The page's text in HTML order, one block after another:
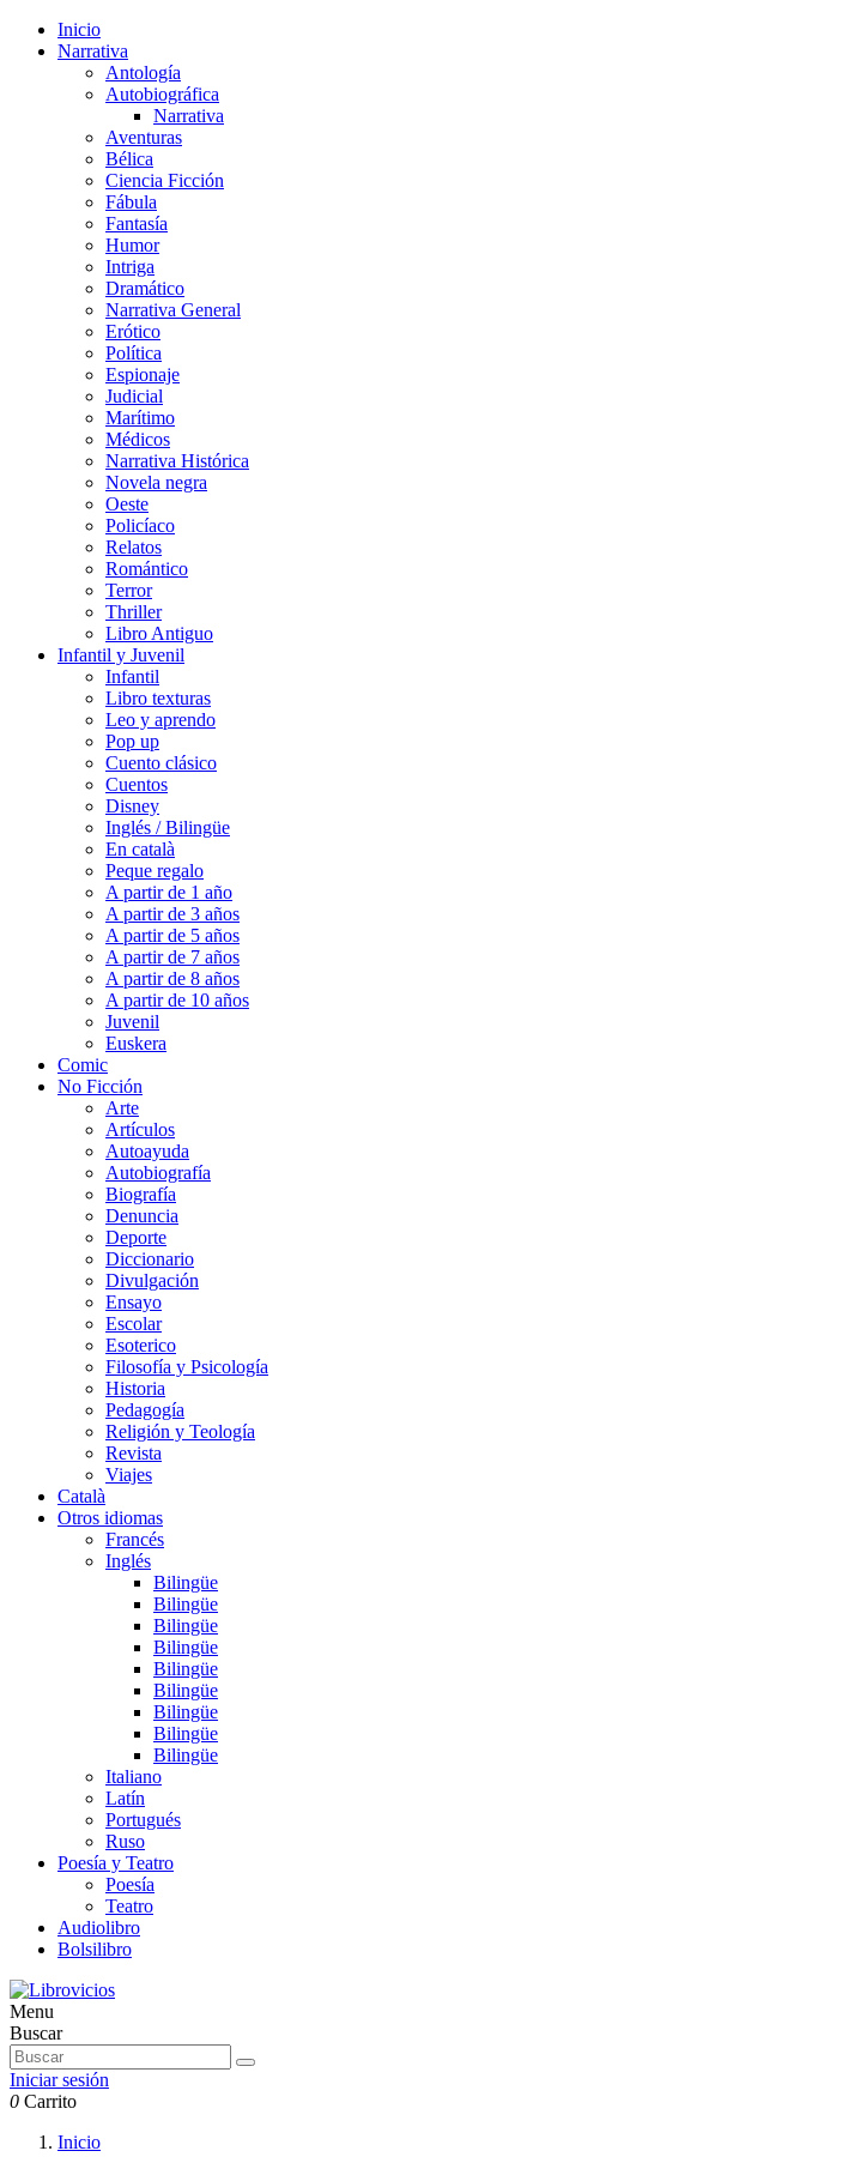
Inicio
Narrativa
Antología
Autobiográfica
Narrativa
Aventuras
Bélica
Ciencia Ficción
Fábula
Fantasía
Humor
Intriga
Dramático
Narrativa General
Erótico
Política
Espionaje
Judicial
Marítimo
Médicos
Narrativa Histórica
Novela negra
Oeste
Policíaco
Relatos
Romántico
Terror
Thriller
Libro Antiguo
Infantil y Juvenil
Infantil
Libro texturas
Leo y aprendo
Pop up
Cuento clásico
Cuentos
Disney
Inglés / Bilingüe
En català
Peque regalo
A partir de 1 año
A partir de 3 años
A partir de 5 años
A partir de 7 años
A partir de 8 años
A partir de 10 años
Juvenil
Euskera
Comic
No Ficción
Arte
Artículos
Autoayuda
Autobiografía
Biografía
Denuncia
Deporte
Diccionario
Divulgación
Ensayo
Escolar
Esoterico
Filosofía y Psicología
Historia
Pedagogía
Religión y Teología
Revista
Viajes
Català
Otros idiomas
Francés
Inglés
Bilingüe
Bilingüe
Bilingüe
Bilingüe
Bilingüe
Bilingüe
Bilingüe
Bilingüe
Bilingüe
Italiano
Latín
Portugués
Ruso
Poesía y Teatro
Poesía
Teatro
Audiolibro
Bolsilibro
Menu
Buscar
Iniciar sesión
0 Carrito
Inicio